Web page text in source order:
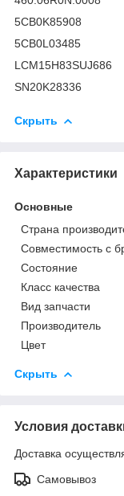
5CB0K85908
5CB0L03485
LCM15H83SUJ686
SN20K28336
Скрыть
Характеристики
Основные
Страна
Совместимость с
Состояние
Класс качества
Вид запчасти
Производитель
Цвет
Скрыть
Условия
Доставка
Самовывоз